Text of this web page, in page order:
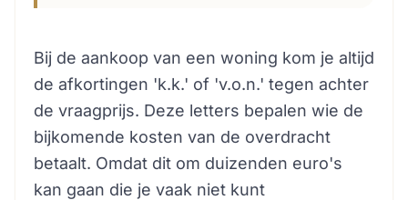
Bij de aankoop van een woning kom je altijd
de afkortingen 'k.k.' of 'v.o.n.' tegen achter
de vraagprijs. Deze letters bepalen wie de
bijkomende kosten van de overdracht
betaalt. Omdat dit om duizenden euro's
kan gaan die je vaak niet kunt